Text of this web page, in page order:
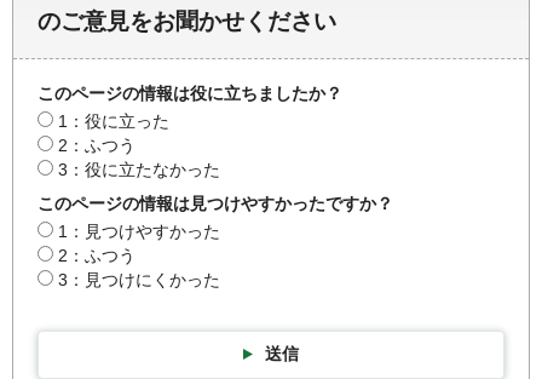
のご意見をお聞かせください
このページの情報は役に立ちましたか？
1：役に立った
2：ふつう
3：役に立たなかった
このページの情報は見つけやすかったですか？
1：見つけやすかった
2：ふつう
3：見つけにくかった
送信